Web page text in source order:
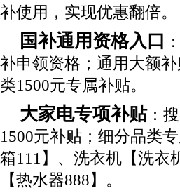
补使用，实现优惠翻倍。
国补通用资格入口
补申领资格；通用大额
类1500元专属补贴。
大家电专项补贴：
1500元补贴；细分品类
箱111】、洗衣机【洗衣
【热水器888】。